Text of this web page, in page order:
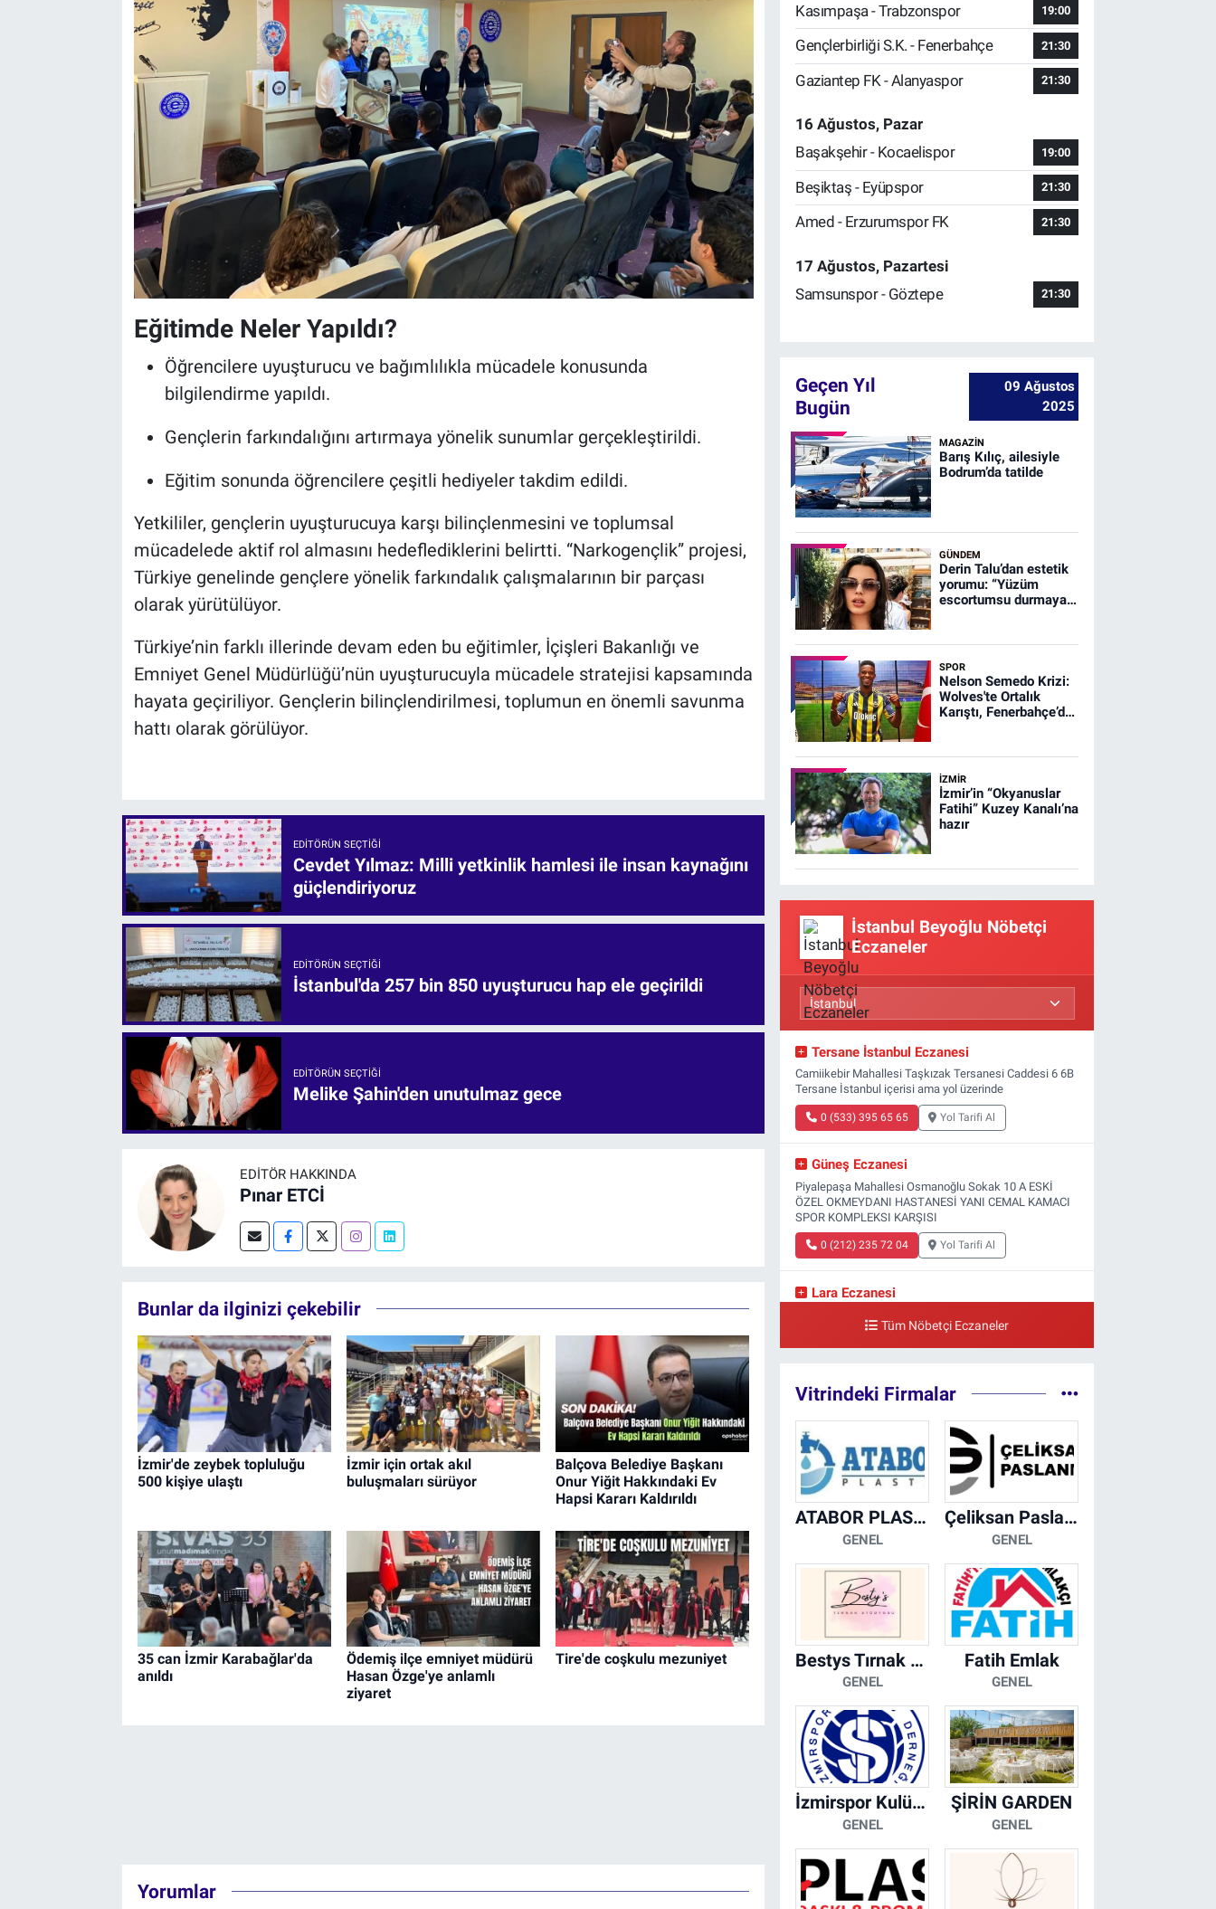
Eğitimde Neler Yapıldı?
Öğrencilere uyuşturucu ve bağımlılıkla mücadele konusunda
bilgilendirme yapıldı.
Gençlerin farkındalığını artırmaya yönelik sunumlar gerçekleştirildi.
Eğitim sonunda öğrencilere çeşitli hediyeler takdim edildi.
Yetkililer, gençlerin uyuşturucuya karşı bilinçlenmesini ve toplumsal
mücadelede aktif rol almasını hedeflediklerini belirtti. “Narkogençlik” projesi,
Türkiye genelinde gençlere yönelik farkındalık çalışmalarının bir parçası
olarak yürütülüyor.
Türkiye’nin farklı illerinde devam eden bu eğitimler, İçişleri Bakanlığı ve
Emniyet Genel Müdürlüğü’nün uyuşturucuyla mücadele stratejisi kapsamında
hayata geçiriliyor. Gençlerin bilinçlendirilmesi, toplumun en önemli savunma
hattı olarak görülüyor.
EDITÖRÜN SEÇTIĞI
Cevdet Yılmaz: Milli yetkinlik hamlesi ile insan kaynağını
güçlendiriyoruz
EDITÖRÜN SEÇTIĞI
İstanbul'da 257 bin 850 uyuşturucu hap ele geçirildi
EDITÖRÜN SEÇTIĞI
Melike Şahin'den unutulmaz gece
EDITÖR HAKKINDA
Pınar ETCİ
Bunlar da ilginizi çekebilir
İzmir'de zeybek topluluğu
500 kişiye ulaştı
İzmir için ortak akıl
buluşmaları sürüyor
Balçova Belediye Başkanı
Onur Yiğit Hakkındaki Ev
Hapsi Kararı Kaldırıldı
35 can İzmir Karabağlar'da
anıldı
Ödemiş ilçe emniyet müdürü
Hasan Özge'ye anlamlı
ziyaret
Tire'de coşkulu mezuniyet
Yorumlar
Kasımpaşa - Trabzonspor 19:00
Gençlerbirliği S.K. - Fenerbahçe 21:30
Gaziantep FK - Alanyaspor 21:30
16 Ağustos, Pazar
Başakşehir - Kocaelispor
19:00
Beşiktaş - Eyüpspor 21:30
Amed - Erzurumspor FK 21:30
17 Ağustos, Pazartesi
Samsunspor - Göztepe
21:30
Geçen Yıl
Bugün
09 Ağustos
2025
MAGAZİN
Barış Kılıç, ailesiyle
Bodrum’da tatilde
GÜNDEM
Derin Talu’dan estetik
yorumu: “Yüzüm
escortumsu durmaya
SPOR
Nelson Semedo Krizi:
Wolves'te Ortalık
Karıştı, Fenerbahçe’de
İZMIR
İzmir’in “Okyanuslar
Fatihi” Kuzey Kanalı’na
hazır
İstanbul Beyoğlu Nöbetçi
Eczaneler
Tersane İstanbul Eczanesi
Camiikebir Mahallesi Taşkızak Tersanesi Caddesi 6 6B
Tersane İstanbul içerisi ama yol üzerinde
0 (533) 395 65 65 Yol Tarifi Al
Güneş Eczanesi
Piyalepaşa Mahallesi Osmanoğlu Sokak 10 A ESKİ
ÖZEL OKMEYDANI HASTANESİ YANI CEMAL KAMACI
SPOR KOMPLEKSI KARŞISI
0 (212) 235 72 04 Yol Tarifi Al
Lara Eczanesi
İLK YARDIM HASTANESİ KARŞISI
Tüm Nöbetçi Eczaneler
Vitrindeki Firmalar
ATABOR PLASTİK
GENEL
Çeliksan Paslanmaz
GENEL
Bestys Tırnak Stüdyosu
GENEL
Fatih Emlak
GENEL
İzmirspor Kulübü Derneği
GENEL
ŞİRİN GARDEN
GENEL